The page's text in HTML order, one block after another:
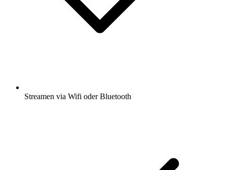
Streamen via Wifi oder Bluetooth